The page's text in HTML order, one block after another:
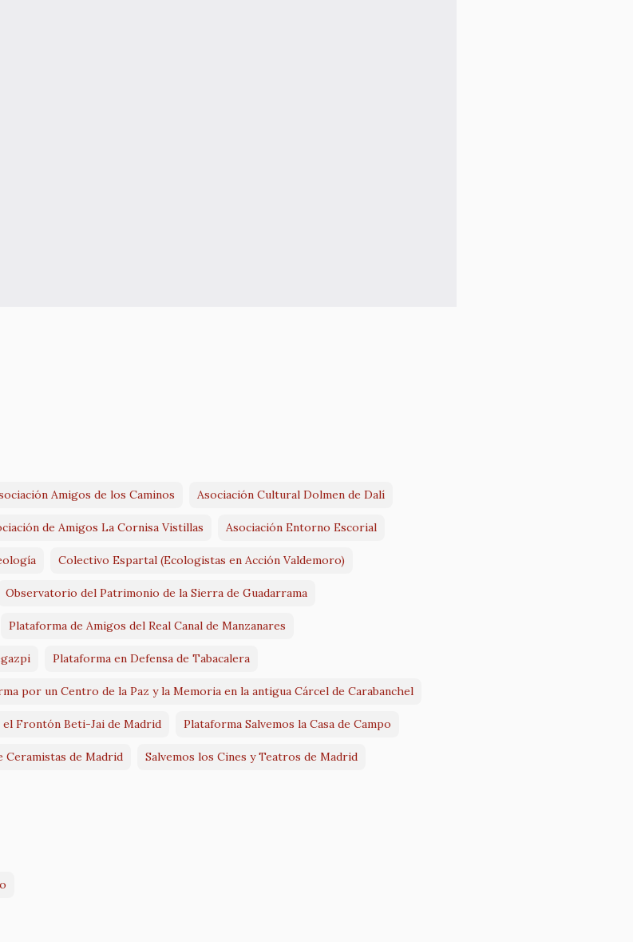
Amigos de los Caminos Asociación Cultural Dolmen de Dalí
de Amigos La Cornisa Vistillas Asociación Entorno Escorial
Colectivo Espartal (Ecologistas en Acción Valdemoro)
Observatorio del Patrimonio de la Sierra de Guadarrama
Plataforma de Amigos del Real Canal de Manzanares
Plataforma en Defensa de Tabacalera
por un Centro de la Paz y la Memoria en la antigua Cárcel de Carabanchel
el Frontón Beti-Jai de Madrid Plataforma Salvemos la Casa de Campo
Ceramistas de Madrid Salvemos los Cines y Teatros de Madrid